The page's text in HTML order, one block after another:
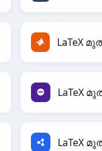
LaTeX
LaTeX